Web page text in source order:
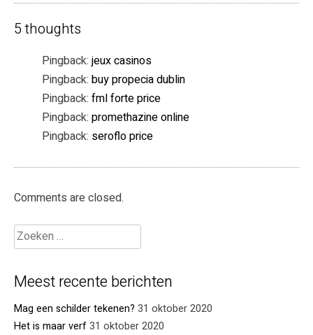
5 thoughts
Pingback:jeux casinos
Pingback: buy propecia dublin
Pingback: fml forte price
Pingback: promethazine online
Pingback: seroflo price
Comments are closed.
Meest recente berichten
Mag een schilder tekenen? 31 oktober 2020
Het is maar verf31 oktober 2020